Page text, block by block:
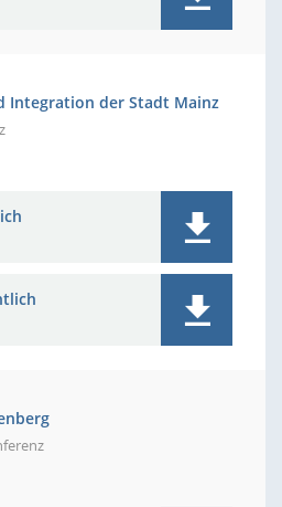
Integration der Stadt Mainz